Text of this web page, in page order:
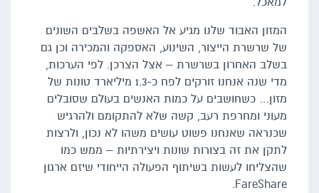
המזון האבוד שלנו מגיע אל האשפה בשלבים השונים
של שרשרת הייצור, השינוע, האספקה והמכירה וכן גם
בשלב האחרון בשרשרת – אצל הצרכן. לפי הערכות,
מדי שנה אנחנו זורקים לפח כ-1.3 מיליארד טונות של
מזון… כשחושבים על כמות האנשים בעולם שסובלים
מעוני ומחרפת רעב, קשה שלא להתקומם ולהרגיש
שכנראה שאנחנו פשוט עושים משהו לא נכון, ולרצות
לתקן את זה בצורות שונות ויצירתיות – ממש כמו
שהצליחו לעשות בשיתוף הפעולה הייחודי שיזם ארגון
FareShare.